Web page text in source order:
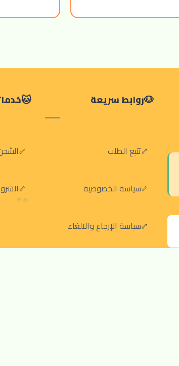
روابط سريعة
تتبع الطلب
سياسة الخصوصية
سياسة الإرجاع والالغاء